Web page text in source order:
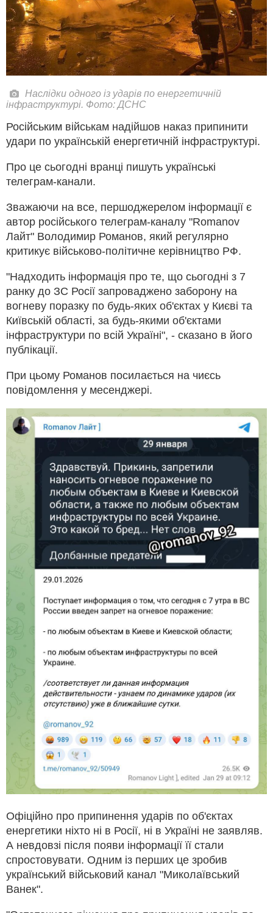
Наслідки одного із ударів по енергетичній
інфраструктурі. Фото: ДСНС
Російським військам надійшов наказ припинити
удари по українській енергетичній інфраструктурі.
Про це сьогодні вранці пишуть українські
телеграм-канали.
Зважаючи на все, першоджерелом інформації є
автор російського телеграм-каналу "Romanov
Лайт" Володимир Романов, який регулярно
критикує військово-політичне керівництво РФ.
"Надходить інформація про те, що сьогодні з 7
ранку до ЗС Росії запроваджено заборону на
вогневу поразку по будь-яких об'єктах у Києві та
Київській області, за будь-якими об'єктами
інфраструктури по всій Україні", - сказано в його
публікації.
При цьому Романов посилається на чиєсь
повідомлення у месенджері.
Офіційно про припинення ударів по об'єктах
енергетики ніхто ні в Росії, ні в Україні не заявляв.
А невдовзі після появи інформації її стали
спростовувати. Одним із перших це зробив
український військовий канал "Миколаївський
Ванек".